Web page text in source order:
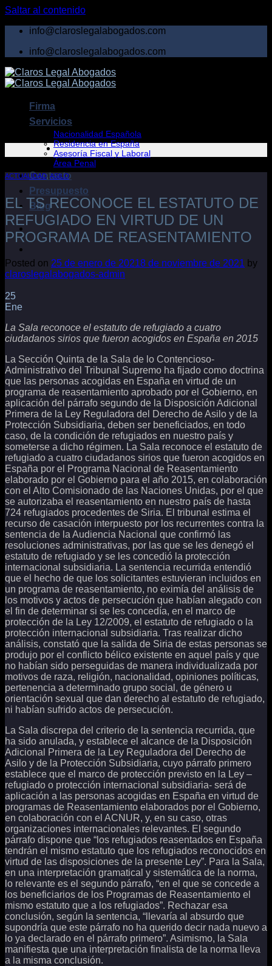
Saltar al contenido
info@claroslegalabogados.com
info@claroslegalabogados.com
Firma
Servicios
Nacionalidad Española
Residencia en España
Asesoría Fiscal y Laboral
Área Penal
Contacto
Presupuesto
Blog
ACTUALIDAD,ASILO
EL TS RECONOCE EL ESTATUTO DE
REFUGIADO EN VIRTUD DE UN
PROGRAMA DE REASENTAMIENTO
Posted on 25 de enero de 20218 de noviembre de 2021 by
claroslegalabogados-admin
25
Ene
La Sala reconoce el estatuto de refugiado a cuatro
ciudadanos sirios que fueron acogidos en España en 2015
La Sección Quinta de la Sala de lo Contencioso-
Administrativo del Tribunal Supremo ha fijado como doctrina
que las personas acogidas en España en virtud de un
programa de reasentamiento aprobado por el Gobierno, en
aplicación del párrafo segundo de la Disposición Adicional
Primera de la Ley Reguladora del Derecho de Asilo y de la
Protección Subsidiaria, deben ser beneficiados, en todo
caso, de la condición de refugiados en nuestro país y
someterse a dicho régimen. La Sala reconoce el estatuto de
refugiado a cuatro ciudadanos sirios que fueron acogidos en
España por el Programa Nacional de Reasentamiento
elaborado por el Gobierno para el año 2015, en colaboración
con el Alto Comisionado de las Naciones Unidas, por el que
se autorizaba el reasentamiento en nuestro país de hasta
724 refugiados procedentes de Siria. El tribunal estima el
recurso de casación interpuesto por los recurrentes contra la
sentencia de la Audiencia Nacional que confirmó las
resoluciones administrativas, por las que se les denegó el
estatuto de refugiado y se les concedió la protección
internacional subsidiaria. La sentencia recurrida entendió
que el hecho de que los solicitantes estuvieran incluidos en
un programa de reasentamiento, no eximía del análisis de
los motivos y actos de persecución que habían alegado con
el fin de determinar si se les concedía, en el marco de
protección de la Ley 12/2009, el estatuto de refugiado o la
protección internacional subsidiaria. Tras realizar dicho
análisis, constató que la salida de Siria de estas personas se
produjo por el conflicto bélico existente en aquel país y que
no habían sido perseguidas de manera individualizada por
motivos de raza, religión, nacionalidad, opiniones políticas,
pertenencia a determinado grupo social, de género u
orientación sexual que dan derecho al estatuto de refugiado,
ni habían sufrido actos de persecución.
La Sala discrepa del criterio de la sentencia recurrida, que
ha sido anulada, y establece el alcance de la Disposición
Adicional Primera de la Ley Reguladora del Derecho de
Asilo y de la Protección Subsidiaria, cuyo párrafo primero
establece que el marco de protección previsto en la Ley –
refugiado o protección internacional subsidiaria- será de
aplicación a las personas acogidas en España en virtud de
programas de Reasentamiento elaborados por el Gobierno,
en colaboración con el ACNUR, y, en su caso, otras
organizaciones internacionales relevantes. El segundo
párrafo dispone que “los refugiados reasentados en España
tendrán el mismo estatuto que los refugiados reconocidos en
virtud de las disposiciones de la presente Ley”. Para la Sala,
en una interpretación gramatical y sistemática de la norma,
lo relevante es el segundo párrafo, “en el que se concede a
los beneficiarios de los Programas de Reasentamiento el
mismo estatuto que a los refugiados”. Rechazar esa
conclusión, según la sentencia, “llevaría al absurdo que
supondría que este párrafo no ha querido decir nada nuevo a
lo ya declarado en el párrafo primero”. Asimismo, la Sala
manifiesta que una interpretación finalista de la norma lleva
a la misma conclusión.